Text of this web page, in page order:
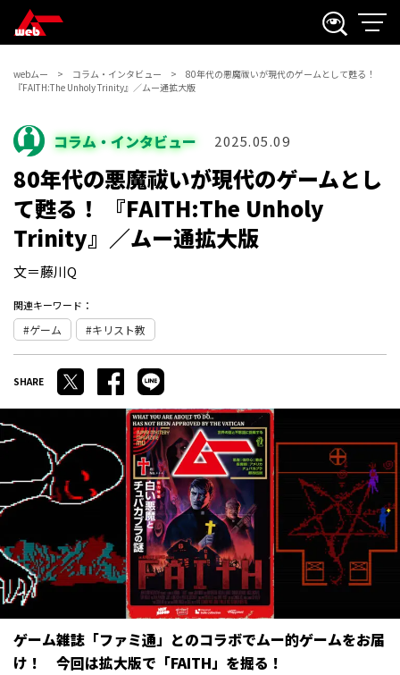
webムー コラム・インタビュー
80年代の悪魔祓いが現代のゲームとして甦る！
『FAITH:The Unholy Trinity』／ムー通拡大版
コラム・インタビュー 2025.05.09
80年代の悪魔祓いが現代のゲームとし
て甦る！ 『FAITH:The Unholy
Trinity』／ムー通拡大版
文＝藤川Q
関連キーワード：
ゲーム キリスト教
ゲーム雑誌「ファミ通」とのコラボでムー的ゲームをお届
け！ 今回は拡大版で「FAITH」を掘る！